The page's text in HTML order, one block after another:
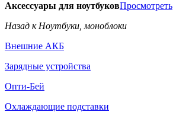
Аксессуары для ноутбуковПросмотреть
Назад к Ноутбуки, моноблоки
Внешние АКБ
Зарядные устройства
Опти-Бей
Охлаждающие подставки